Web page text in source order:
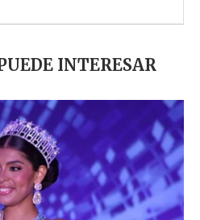
INTERESAR